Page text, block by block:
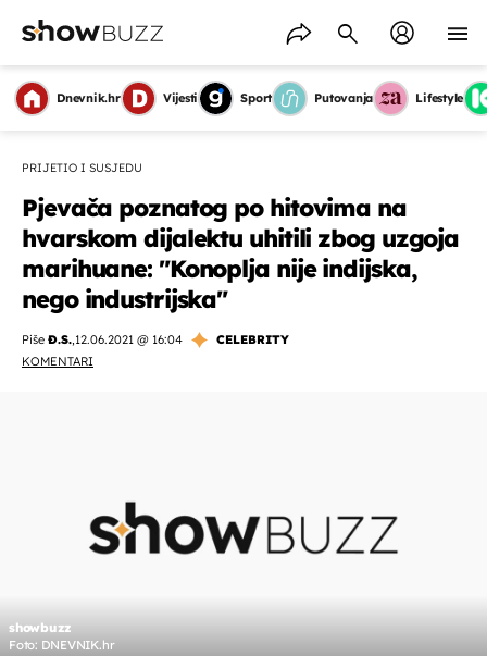
Dnevnik.hr Vijesti Sport Putovanja Lifestyle
PRIJETIO I SUSJEDU
Pjevača poznatog po hitovima na
hvarskom dijalektu uhitili zbog uzgoja
marihuane: "Konoplja nije indijska,
nego industrijska"
Piše Đ.S.,12.06.2021 @ 16:04
CELEBRITY
KOMENTARI
showbuzz
Foto: DNEVNIK.hr